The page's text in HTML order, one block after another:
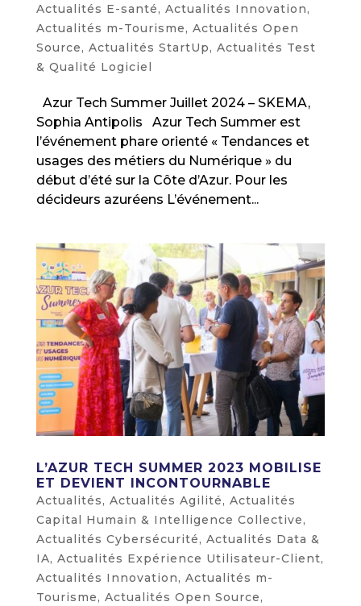
Actualités E-santé, Actualités Innovation,
Actualités m-Tourisme, Actualités Open
Source, Actualités StartUp, Actualités Test
& Qualité Logiciel
Azur Tech Summer Juillet 2024 – SKEMA,
Sophia Antipolis Azur Tech Summer est
l’événement phare orienté « Tendances et
usages des métiers du Numérique » du
début d’été sur la Côte d’Azur. Pour les
décideurs azuréens L’événement...
L’AZUR TECH SUMMER 2023 MOBILISE
ET DEVIENT INCONTOURNABLE
Actualités, Actualités Agilité, Actualités
Capital Humain & Intelligence Collective,
Actualités Cybersécurité, Actualités Data &
IA, Actualités Expérience Utilisateur-Client,
Actualités Innovation, Actualités m-
Tourisme, Actualités Open Source,